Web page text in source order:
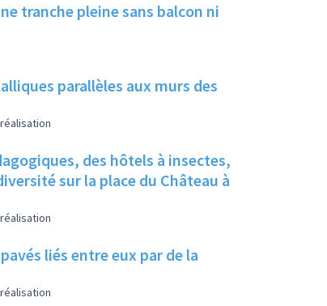
tranche pleine sans balcon ni
parallèles aux murs des
des hôtels à insectes,
sur la place du Château à
liés entre eux par de la